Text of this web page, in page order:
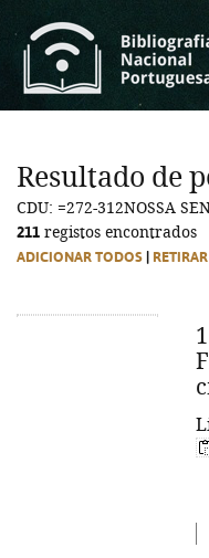
Resultado de
CDU: =272-312NOSSA
211 registos encontrados
ADICIONAR TODOS